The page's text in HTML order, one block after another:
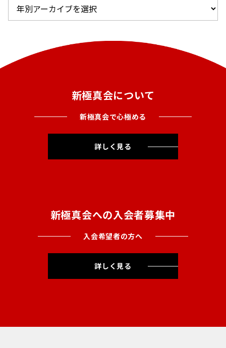
新極真会について
新極真会で心極める
詳しく見る
新極真会への入会者募集中
入会希望者の方へ
詳しく見る